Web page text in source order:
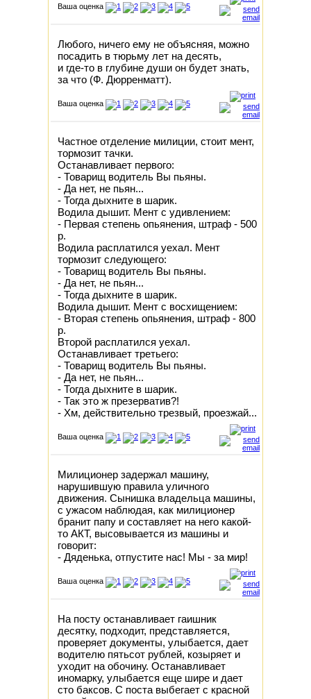
Ваша оценка
Любого, ничего ему не объясняя, можно
посадить в тюрьму лет на десять,
и где-то в глубине души он будет знать,
за что (Ф. Дюрренматт).
Ваша оценка
Частное отделение милиции, стоит мент,
тормозит тачки.
Останавливает первого:
- Товарищ водитель Вы пьяны.
- Да нет, не пьян...
- Тогда дыхните в шарик.
Водила дышит. Мент с удивлением:
- Первая степень опьянения, штраф - 500
р.
Водила расплатился уехал. Мент
тормозит следующего:
- Товарищ водитель Вы пьяны.
- Да нет, не пьян...
- Тогда дыхните в шарик.
Водила дышит. Мент с восхищением:
- Вторая степень опьянения, штраф - 800
р.
Второй расплатился уехал.
Останавливает третьего:
- Товарищ водитель Вы пьяны.
- Да нет, не пьян...
- Тогда дыхните в шарик.
- Так это ж презерватив?!
- Хм, действительно трезвый, проезжай...
Ваша оценка
Милиционер задержал машину,
нарушившую правила уличного
движения. Сынишка владельца машины,
с ужасом наблюдая, как милиционер
бранит папу и составляет на него какой-
то АКТ, высовывается из машины и
говорит:
- Дяденька, отпустите нас! Мы - за мир!
Ваша оценка
На посту останавливает гаишник
десятку, подходит, представляется,
проверяет документы, улыбается, дает
водителю пятьсот рублей, козыряет и
уходит на обочину. Останавливает
иномарку, улыбается еще шире и дает
сто баксов. С поста выбегает с красной